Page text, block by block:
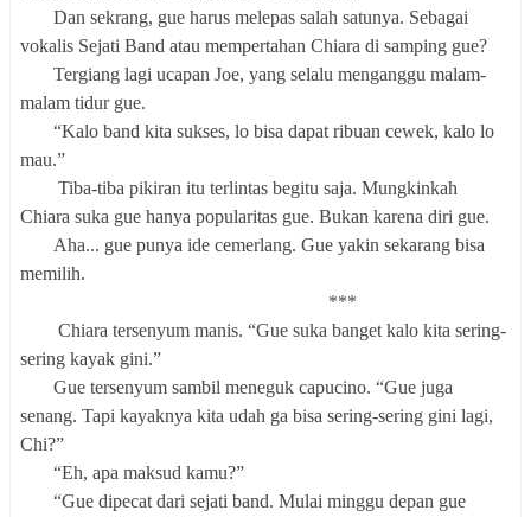
Dan sekrang, gue harus melepas salah satunya. Sebagai
vokalis Sejati Band atau mempertahan Chiara di samping gue?
Tergiang lagi ucapan Joe, yang selalu menganggu malam-
malam tidur gue.
“Kalo band kita sukses, lo bisa dapat ribuan cewek, kalo lo
mau.”
Tiba-tiba pikiran itu terlintas begitu saja. Mungkinkah
Chiara suka gue hanya popularitas gue. Bukan karena diri gue.
Aha... gue punya ide cemerlang. Gue yakin sekarang bisa
memilih.
***
Chiara tersenyum manis. “Gue suka banget kalo kita sering-
sering kayak gini.”
Gue tersenyum sambil meneguk capucino. “Gue juga
senang. Tapi kayaknya kita udah ga bisa sering-sering gini lagi,
Chi?”
“Eh, apa maksud kamu?”
“Gue dipecat dari sejati band. Mulai minggu depan gue